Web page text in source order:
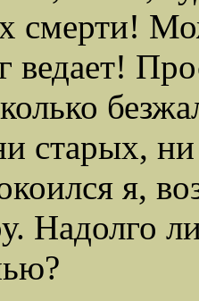
смерти!
ведает!
старых,
я,
Надолго